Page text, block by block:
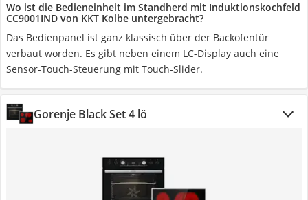
Wo ist die Bedieneinheit im Standherd mit Induktionskochfeld
CC9001IND von KKT Kolbe untergebracht?
Das Bedienpanel ist ganz klassisch über der Backofentür
verbaut worden. Es gibt neben einem LC-Display auch eine
Sensor-Touch-Steuerung mit Touch-Slider.
Gorenje Black Set 4 lö